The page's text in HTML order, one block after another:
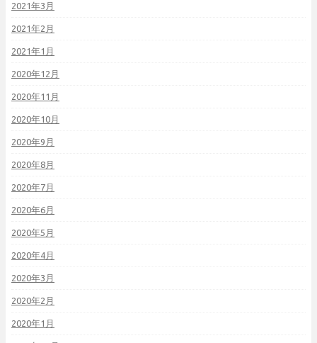
2021年3月
2021年2月
2021年1月
2020年12月
2020年11月
2020年10月
2020年9月
2020年8月
2020年7月
2020年6月
2020年5月
2020年4月
2020年3月
2020年2月
2020年1月